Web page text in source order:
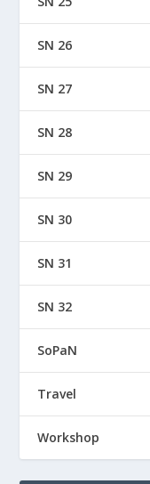
SN 26
SN 27
SN 28
SN 29
SN 30
SN 31
SN 32
SoPaN
Travel
Workshop